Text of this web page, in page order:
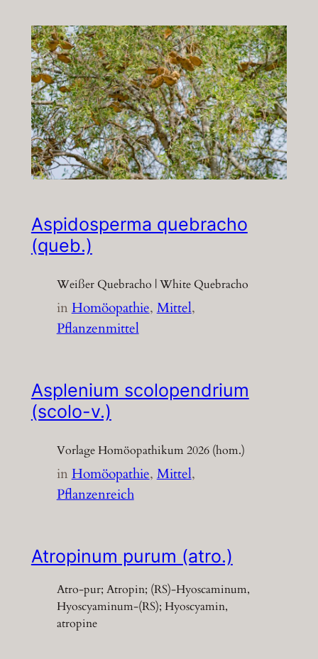
Aspidosperma quebracho
(queb.)
Weißer Quebracho | White Quebracho
inHomöopathie, Mittel
Pflanzenmittel
Asplenium scolopendrium
(scolo-v.)
Vorlage Homöopathikum 2026 (hom.)
inHomöopathie, Mittel
Pflanzenreich
Atropinum purum (atro.)
Atro-pur; Atropin; (RS)-Hyoscaminum,
Hyoscyaminum-(RS); Hyoscyamin,
atropine